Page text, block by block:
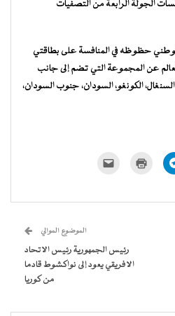
الجولة الرابعة من التصفيات
حظوظه في المنافسة على بطاقتي
عن المجموعة التي تضم إلى جانب
الكونغو، السودان، جنوب السودان،
انقر
للمشاركة
في
للطباعة
جديدة) الإلكتروني
جديدة)
الموضوع الموالي
رئيس الجمهورية رئيس الاتحاد
الافريقي يعود إلى نواكشوط قادما
من كوريا